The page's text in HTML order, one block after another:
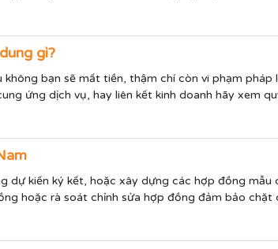
gì?
bạn sẽ mất tiền, thậm chí còn vi phạm
ứng dịch vụ, hay liên kết kinh doanh hãy xem
dự kiến ký kết, hoặc xây dựng các hợp đồng
hoặc rà soát chỉnh sửa hợp đồng đảm bảo chặt